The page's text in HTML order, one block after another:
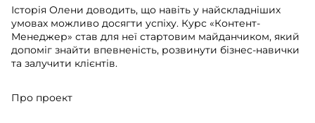
Історія Олени доводить, що навіть у найскладніших
умовах можливо досягти успіху. Курс «Контент-
Менеджер» став для неї стартовим майданчиком, який
допоміг знайти впевненість, розвинути бізнес-навички
та залучити клієнтів.
Про проект